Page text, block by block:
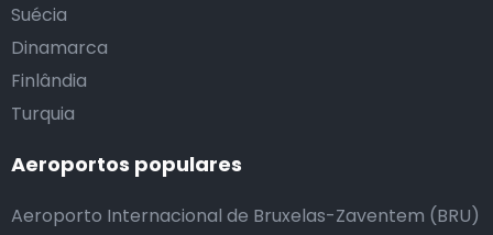
Suécia
Dinamarca
Finlândia
Turquia
Aeroportos populares
Aeroporto Internacional de Bruxelas-Zaventem (BRU)